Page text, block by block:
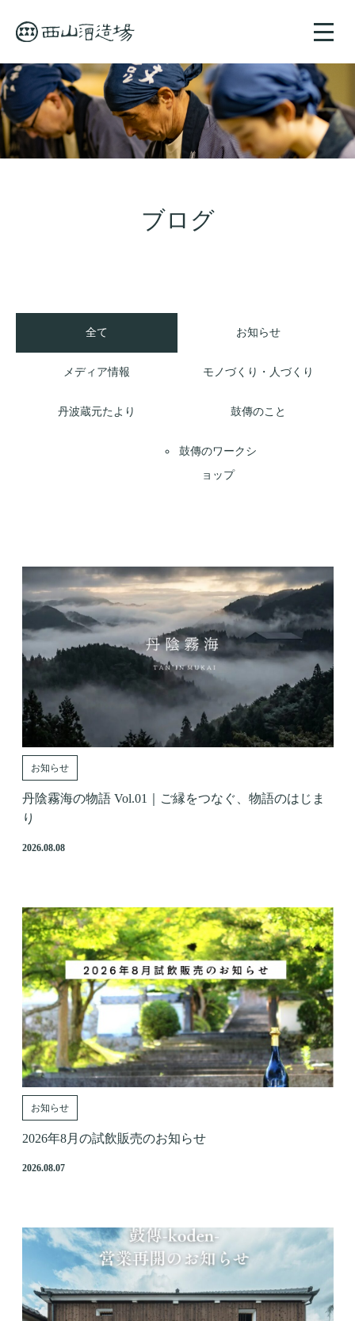
toggle
ブログ
全て お知らせ
メディア情報 モノづくり・人づくり
丹波蔵元たより 鼓傳のこと
鼓傳のワークシ
ョップ
お知らせ
丹陰霧海の物語 Vol.01｜ご縁をつなぐ、物語のはじま
り
2026.08.08
お知らせ
2026年8月の試飲販売のお知らせ
2026.08.07